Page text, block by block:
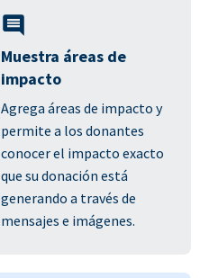
Muestra áreas de
impacto
Agrega áreas de impacto y
permite a los donantes
conocer el impacto exacto
que su donación está
generando a través de
mensajes e imágenes.